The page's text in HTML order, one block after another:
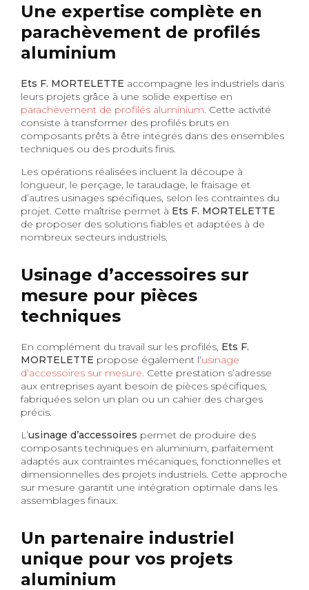
Une expertise complète en
parachèvement de profilés
aluminium
Ets F. MORTELETTE accompagne les industriels dans
leurs projets grâce à une solide expertise en
parachèvement de profilés aluminium. Cette activité
consiste à transformer des profilés bruts en
composants prêts à être intégrés dans des ensembles
techniques ou des produits finis.
Les opérations réalisées incluent la découpe à
longueur, le perçage, le taraudage, le fraisage et
d’autres usinages spécifiques, selon les contraintes du
projet. Cette maîtrise permet à Ets F. MORTELETTE
de proposer des solutions fiables et adaptées à de
nombreux secteurs industriels.
Usinage d’accessoires sur
mesure pour pièces
techniques
En complément du travail sur les profilés, Ets F.
MORTELETTE propose également l’usinage
d’accessoires sur mesure. Cette prestation s’adresse
aux entreprises ayant besoin de pièces spécifiques,
fabriquées selon un plan ou un cahier des charges
précis.
L’usinage d’accessoires permet de produire des
composants techniques en aluminium, parfaitement
adaptés aux contraintes mécaniques, fonctionnelles et
dimensionnelles des projets industriels. Cette approche
sur mesure garantit une intégration optimale dans les
assemblages finaux.
Un partenaire industriel
unique pour vos projets
aluminium